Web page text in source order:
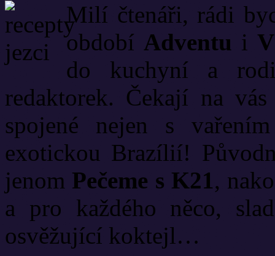
Milí čtenáři, rádi
období Adventu i
do kuchyní a
redaktorek. Čekají na
spojené nejen s
exotickou Brazílií!
jenom Pečeme s K21,
a pro každého něco,
osvěžující koktejl…